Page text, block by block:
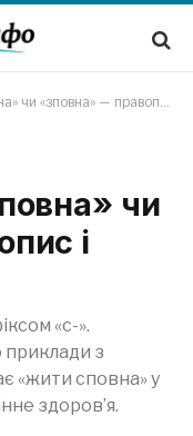
— правопис і приклади
чи
і
«с-».
з
«жити сповна» у
здоров’я.